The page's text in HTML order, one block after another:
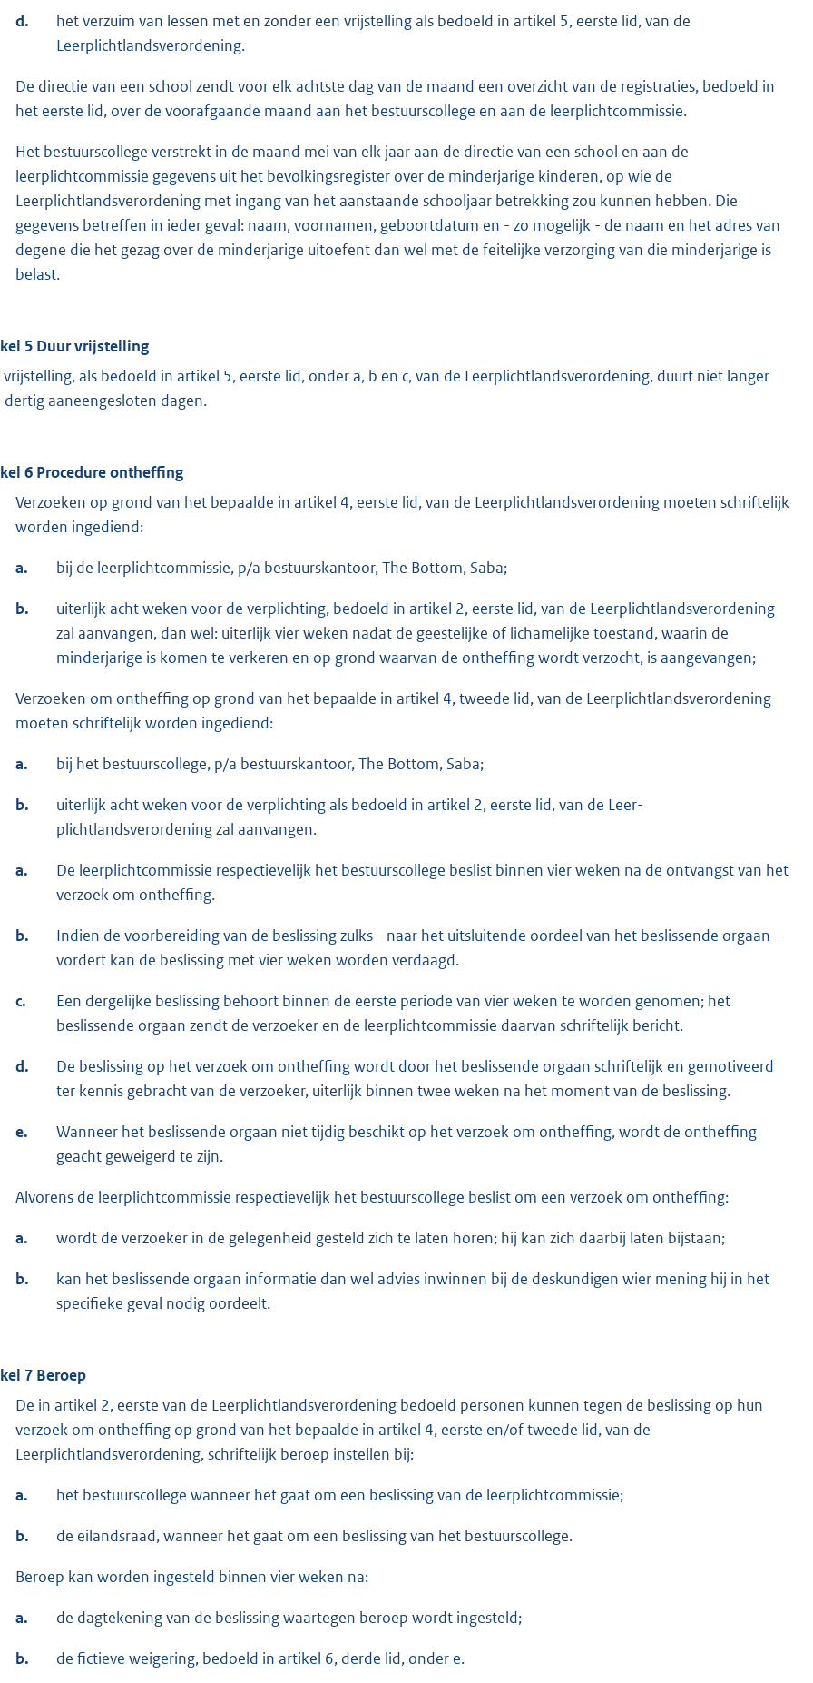
d.
het verzuim van lessen met en zonder een vrijstelling als bedoeld in artikel 5, eerste lid, van de
Leerplichtlandsverordening.
De directie van een school zendt voor elk achtste dag van de maand een overzicht van de registraties, bedoeld in
het eerste lid, over de voorafgaande maand aan het bestuurscollege en aan de leerplichtcommissie.
Het bestuurscollege verstrekt in de maand mei van elk jaar aan de directie van een school en aan de
leerplichtcommissie gegevens uit het bevolkingsregister over de minderjarige kinderen, op wie de
Leerplichtlandsverordening met ingang van het aanstaande schooljaar betrekking zou kunnen hebben. Die
gegevens betreffen in ieder geval: naam, voornamen, geboortdatum en - zo mogelijk - de naam en het adres van
degene die het gezag over de minderjarige uitoefent dan wel met de feitelijke verzorging van die minderjarige is
belast.
5 Duur vrijstelling
vrijstelling, als bedoeld in artikel 5, eerste lid, onder a, b en c, van de Leerplichtlandsverordening, duurt niet langer
dertig aaneengesloten dagen.
6 Procedure ontheffing
Verzoeken op grond van het bepaalde in artikel 4, eerste lid, van de Leerplichtlandsverordening moe­ten schriftelijk
worden ingediend:
a. bij de leerplichtcommissie, p/a bestuurskantoor, The Bottom, Saba;
b.
uiterlijk acht weken voor de verplichting, bedoeld in artikel 2, eerste lid, van de Leer­plichtlandsverordening
zal aanvangen, dan wel: uiterlijk vier weken nadat de geestelijke of lichamelijke toestand, waarin de
minderjarige is komen te verkeren en op grond waarvan de onthef­fing wordt verzocht, is aangevangen;
Verzoeken om ontheffing op grond van het bepaalde in artikel 4, tweede lid, van de Leerplichtlands­verordening
moeten schriftelijk worden ingediend:
a. bij het bestuurscollege, p/a bestuurskantoor, The Bottom, Saba;
b.
uiterlijk acht weken voor de verplichting als bedoeld in artikel 2, eerste lid, van de Leer­
plichtlandsverordening zal aanvangen.
a.
De leerplichtcommissie respectievelijk het bestuurscollege beslist binnen vier weken na de ontvangst van het
verzoek om ontheffing.
b.
Indien de voorbereiding van de beslissing zulks - naar het uitsluitende oordeel van het beslissende orgaan -
vordert kan de beslissing met vier weken worden verdaagd.
c.
Een dergelijke beslissing behoort binnen de eerste periode van vier weken te worden genomen; het
beslissende orgaan zendt de verzoeker en de leerplichtcommissie daarvan schriftelijk be­richt.
d.
De beslissing op het verzoek om ontheffing wordt door het beslissende orgaan schriftelijk en ge­motiveerd
ter kennis gebracht van de verzoeker, uiterlijk binnen twee weken na het moment van de beslissing.
e.
Wanneer het beslissende orgaan niet tijdig beschikt op het verzoek om ontheffing, wordt de ontheffing
geacht geweigerd te zijn.
Alvorens de leerplichtcommissie respectievelijk het bestuurscollege beslist om een verzoek om onthef­fing:
a. wordt de verzoeker in de gelegenheid gesteld zich te laten horen; hij kan zich daarbij laten bijstaan;
b.
kan het beslissende orgaan informatie dan wel advies inwinnen bij de deskundigen wier mening hij in het
specifieke geval nodig oordeelt.
7 Beroep
De in artikel 2, eerste van de Leerplichtlandsverordening bedoeld personen kunnen tegen de beslissing op hun
verzoek om ontheffing op grond van het bepaalde in artikel 4, eerste en/of tweede lid, van de
Leerplichtlandsverordening, schriftelijk beroep instellen bij:
a. het bestuurscollege wanneer het gaat om een beslissing van de leerplichtcommissie;
b. de eilandsraad, wanneer het gaat om een beslissing van het bestuurscollege.
Beroep kan worden ingesteld binnen vier weken na:
a. de dagtekening van de beslissing waartegen beroep wordt ingesteld;
b. de fictieve weigering, bedoeld in artikel 6, derde lid, onder e.